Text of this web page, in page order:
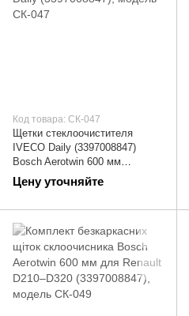
Код товара: СК-047
Щетки стеклоочистителя
IVECO Daily (3397008847)
Bosch Aerotwin 600 мм
(дворники) | СК-047
Цену уточняйте